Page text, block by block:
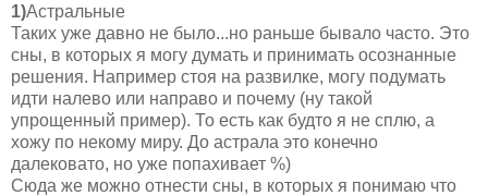
1)Астральные
Таких уже давно не было...но раньше бывало часто. Это
сны, в которых я могу думать и принимать осознанные
решения. Например стоя на развилке, могу подумать
идти налево или направо и почему (ну такой
упрощенный пример). То есть как будто я не сплю, а
хожу по некому миру. До астрала это конечно
далековато, но уже попахивает %)
Сюда же можно отнести сны, в которых я понимаю что